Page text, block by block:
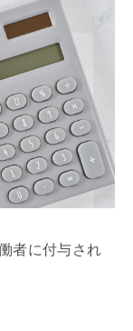
者に付与され